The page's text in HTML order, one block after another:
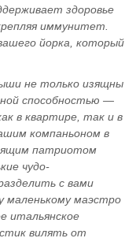
здоровье
иммунитет.
йорка, который
не только изящны
способностью —
в квартире, так и в
компаньоном в
патриотом
чудо-
с вами
маленькому маэстро
итальянское
вилять от